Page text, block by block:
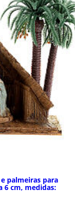
palmeiras para
6 cm, medidas: